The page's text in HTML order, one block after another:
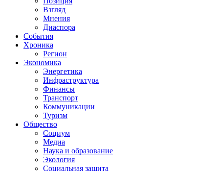
Взгляд
Мнения
Диаспора
События
Хроника
Регион
Экономика
Энергетика
Инфраструктура
Финансы
Транспорт
Коммуникации
Туризм
Общество
Социум
Медиа
Наука и образование
Экология
Социальная защита